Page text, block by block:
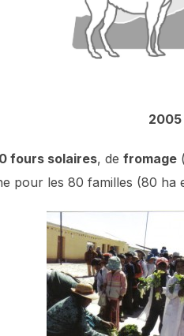
2005
fours solaires, de fromage
pour les 80 familles (80 ha